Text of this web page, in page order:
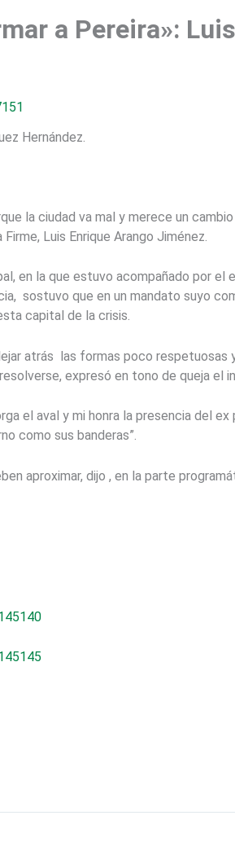
a Pereira»:
Hernández.
la ciudad va mal y merece un
Luis Enrique Arango Jiménez.
en la que estuvo acompañado por el
sostuvo que en un mandato suyo
capital de la crisis.
atrás las formas poco respetuosas
expresó en tono de queja el
el aval y mi honra la presencia del
como sus banderas”.
aproximar, dijo , en la parte